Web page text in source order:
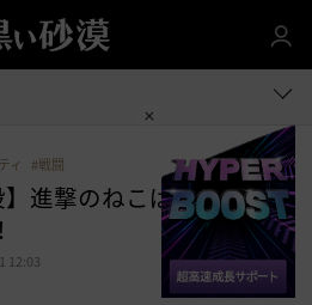
ィ #戦闘
】進撃のねこぱんち 初
12:03